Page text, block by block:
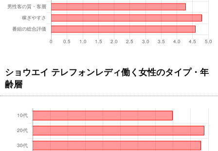
ショウエイ テレフォンレディ働く女性のタイプ・年
齢層